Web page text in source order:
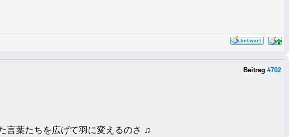
Beitrag #702
葉たちを広げて羽に変えるのさ ♫